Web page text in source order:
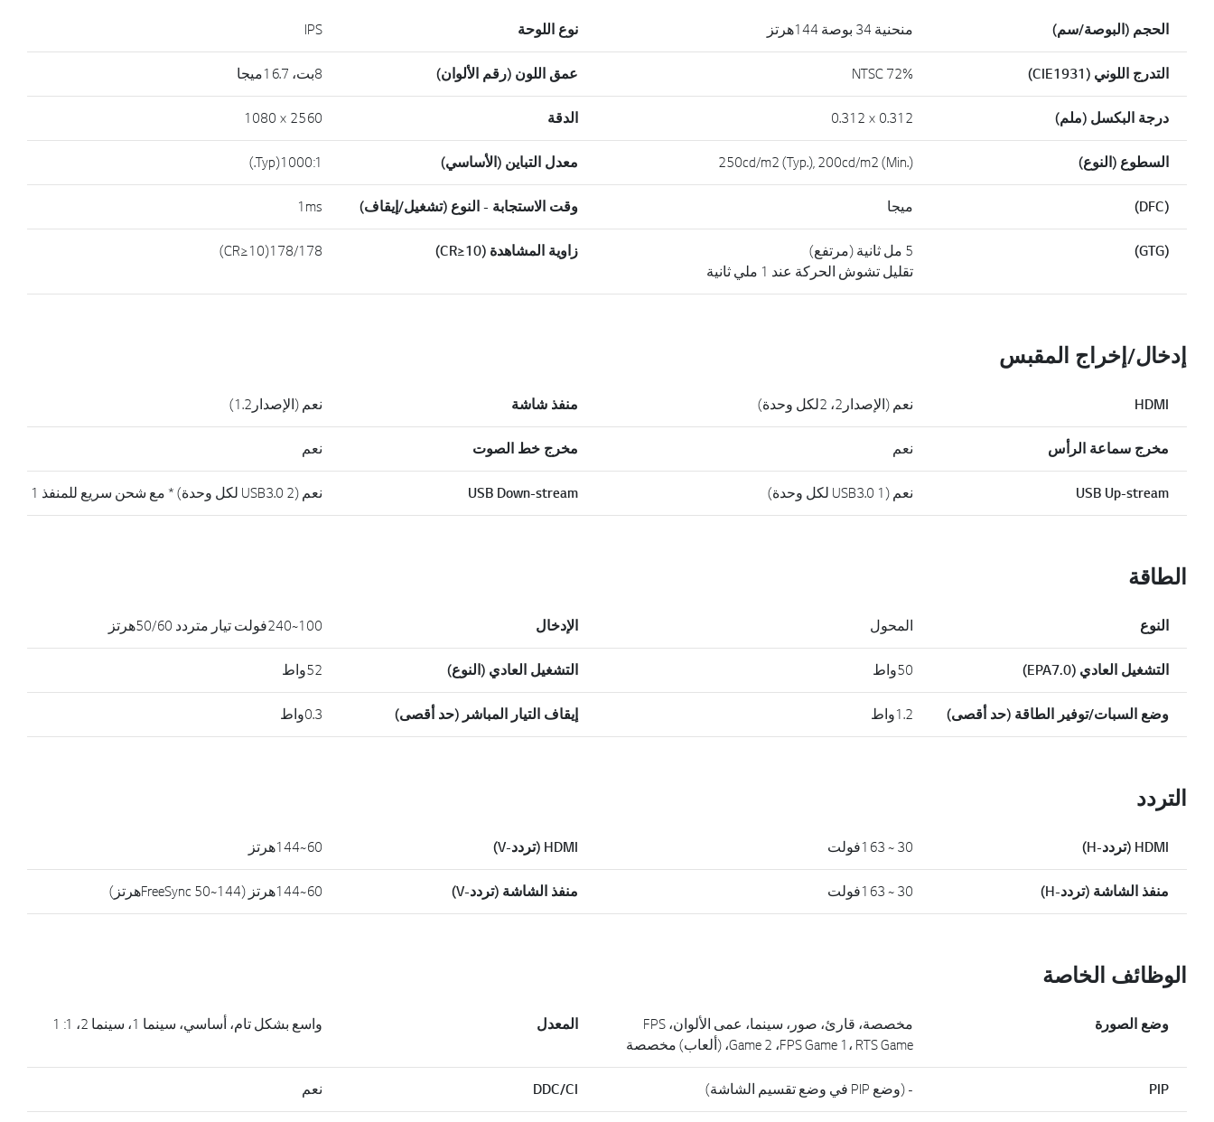
الحجم (البوصة/سم) منحنية 34 بوصة 144هرتز نوع اللوحة IPS
التدرج اللوني (CIE1931) NTSC 72% عمق اللون (رقم الألوان) 8بت، 16.7ميجا
درجة البكسل (ملم) 0.312 × 0.312 الدقة 2560 × 1080
السطوع (النوع) 250cd/m2 (Typ.), 200cd/m2 (Min.) معدل التباين (الأساسي) 1000:1(Typ.)
(DFC) ميجا وقت الاستجابة - النوع (تشغيل/إيقاف) 1ms
(GTG)
5 مل ثانية (مرتفع)
تقليل تشوش الحركة عند 1 ملي ثانية
زاوية المشاهدة (CR≥10) 178/178(CR≥10)
إدخال/إخراج المقبس
HDMI نعم (الإصدار2، 2لكل وحدة) منفذ شاشة نعم (الإصدار1.2)
مخرج سماعة الرأس نعم مخرج خط الصوت نعم
USB Up-stream نعم (USB3.0 1 لكل وحدة) USB Down-stream نعم (USB3.0 2 لكل وحدة) * مع شحن سريع للمنفذ 1
الطاقة
النوع المحول الإدخال 100~240فولت تيار متردد 50/60هرتز
التشغيل العادي (EPA7.0) 50واط التشغيل العادي (النوع) 52واط
وضع السبات/توفير الطاقة (حد أقصى) 1.2واط إيقاف التيار المباشر (حد أقصى) 0.3واط
التردد
HDMI (تردد-H) 30 ~ 163فولت HDMI (تردد-V) 60~144هرتز
منفذ الشاشة (تردد-H) 30 ~ 163فولت منفذ الشاشة (تردد-V) 60~144هرتز (FreeSync 50~144هرتز)
الوظائف الخاصة
وضع الصورة
مخصصة، قارئ، صور، سينما، عمى الألوان، FPS
Game 2 ،FPS Game 1، RTS Game، (ألعاب) مخصصة
المعدل واسع بشكل تام، أساسي، سينما 1، سينما 2، 1: 1
PIP - (وضع PIP في وضع تقسيم الشاشة) DDC/CI نعم